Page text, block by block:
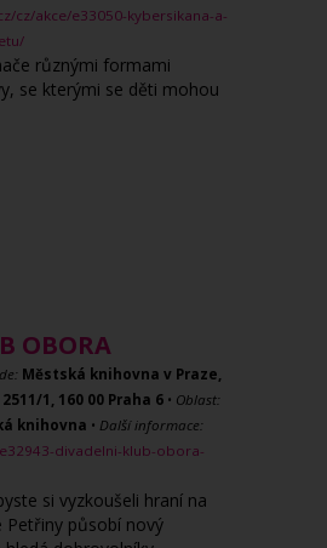
cz/akce/e33050-kybersikana-a-
různými formami
se kterými se děti mohou
OBORA
Městská knihovna v Praze,
1, 160 00 Praha 6 • Oblast:
knihovna • Další informace:
divadelni-klub-obora-
si vyzkoušeli hraní na
Petřiny působí nový